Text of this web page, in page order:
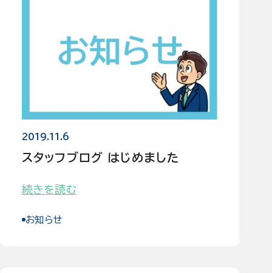
2019.11.6
スタッフブログ はじめました
続きを読む
お知らせ